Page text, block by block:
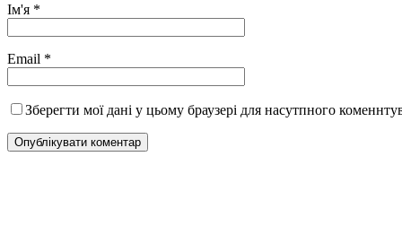
Ім'я *
Email *
Зберегти мої дані у цьому браузері для насутпного